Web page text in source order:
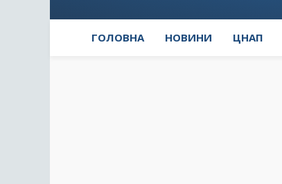
ГОЛОВНА НОВИНИ ЦНАП